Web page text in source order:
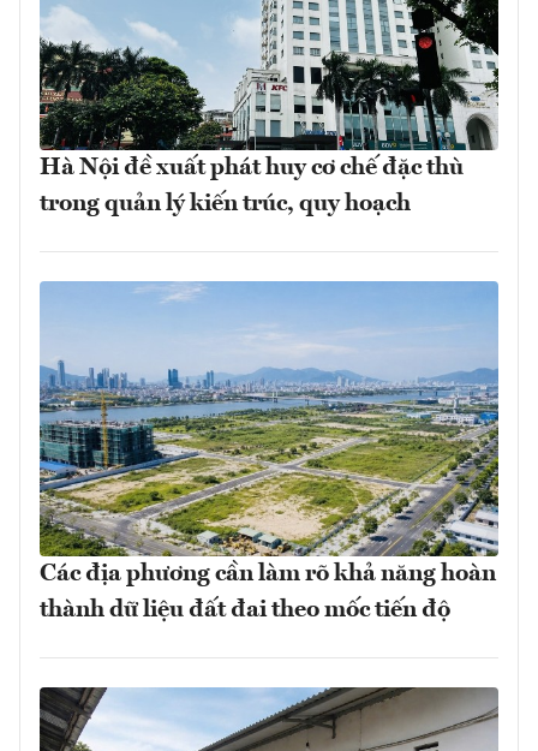
Hà Nội đề xuất phát huy cơ chế đặc thù
trong quản lý kiến trúc, quy hoạch
Các địa phương cần làm rõ khả năng hoàn
thành dữ liệu đất đai theo mốc tiến độ